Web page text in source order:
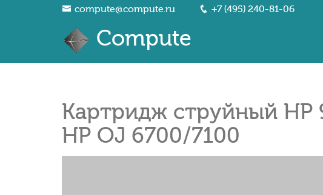
compute@compute.ru +7 (495) 240-81-06
Compute
Картридж струйный HP
HP OJ 6700/7100